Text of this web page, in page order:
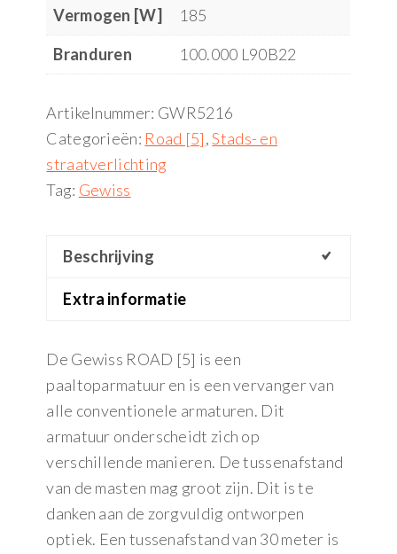
Vermogen [W]
185
Branduren
100.000 L90B22
Artikelnummer: GWR5216
Categorieën: Road [5],Stads- en
straatverlichting
Tag: Gewiss
Beschrijving
Extra informatie
De Gewiss ROAD [5] is een
paaltoparmatuur en is een vervanger van
alle conventionele armaturen. Dit
armatuur onderscheidt zich op
verschillende manieren. De tussenafstand
van de masten mag groot zijn. Dit is te
danken aan de zorgvuldig ontworpen
optiek. Een tussenafstand van 30 meter is